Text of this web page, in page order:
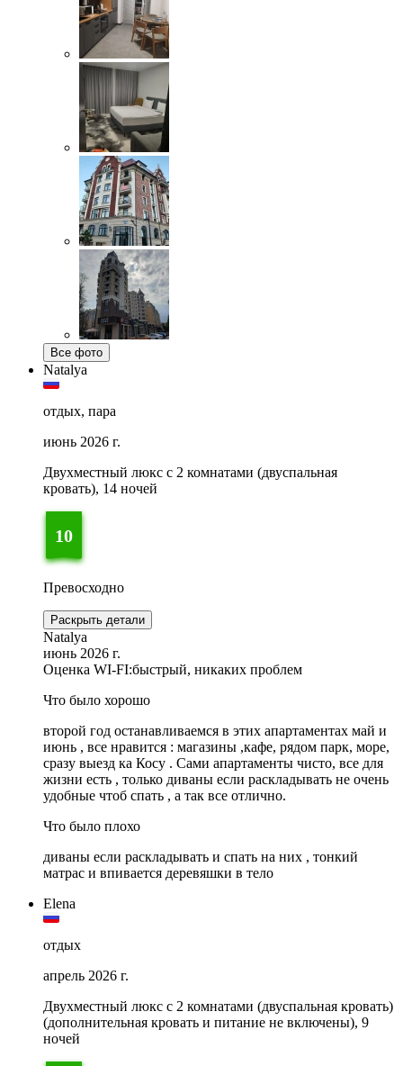
Все фото
Natalya
отдых, пара
июнь 2026 г.
Двухместный люкс с 2 комнатами (двуспальная
кровать), 14 ночей
10
Превосходно
Раскрыть детали
Natalya
июнь 2026 г.
Оценка WI-FI:быстрый, никаких проблем
Что было хорошо
второй год останавливаемся в этих апартаментах май и
июнь , все нравится : магазины ,кафе, рядом парк, море,
сразу выезд ка Косу . Сами апартаменты чисто, все для
жизни есть , только диваны если раскладывать не очень
удобные чтоб спать , а так все отлично.
Что было плохо
диваны если раскладывать и спать на них , тонкий
матрас и впивается деревяшки в тело
Elena
отдых
апрель 2026 г.
Двухместный люкс с 2 комнатами (двуспальная кровать)
(дополнительная кровать и питание не включены), 9
ночей